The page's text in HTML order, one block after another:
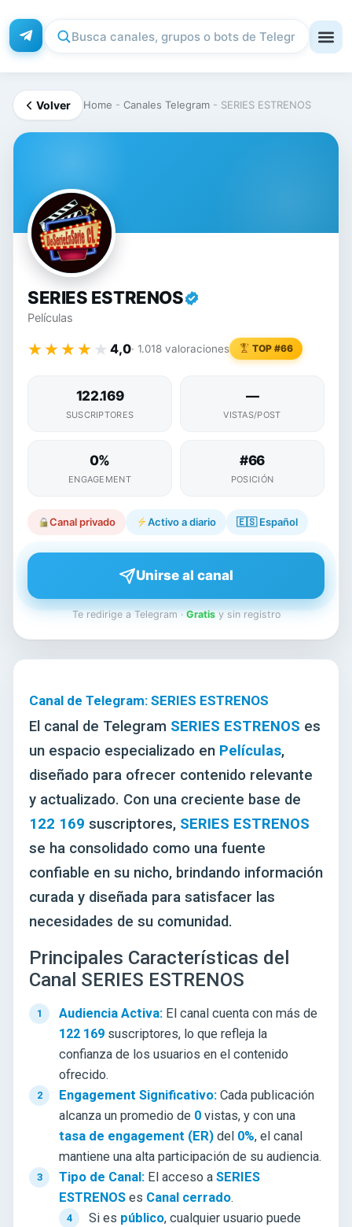
Volver Home - Canales Telegram - SERIES ESTRENOS
SE
SERIES ESTRENOS
Películas
★★★★★
★★★★★ 4,0· 1.018 valoraciones TOP #66
122.169
SUSCRIPTORES
—
VISTAS/POST
0%
ENGAGEMENT
#66
POSICIÓN
Canal privado Activo a diario 🇪🇸Español
Unirse al canal
Te redirige a Telegram · Gratisy sin registro
Canal de Telegram: SERIES ESTRENOS
El canal de Telegram SERIES ESTRENOS es
un espacio especializado en Películas,
diseñado para ofrecer contenido relevante
y actualizado. Con una creciente base de
122 169 suscriptores, SERIES ESTRENOS
se ha consolidado como una fuente
confiable en su nicho, brindando información
curada y diseñada para satisfacer las
necesidades de su comunidad.
Principales Características del
Canal SERIES ESTRENOS
Audiencia Activa: El canal cuenta con más de
122 169 suscriptores, lo que refleja la
confianza de los usuarios en el contenido
ofrecido.
Engagement Significativo: Cada publicación
alcanza un promedio de 0 vistas, y con una
tasa de engagement (ER) del 0%, el canal
mantiene una alta participación de su audiencia.
Tipo de Canal: El acceso a SERIES
ESTRENOS es Canal cerrado.
Si es público, cualquier usuario puede